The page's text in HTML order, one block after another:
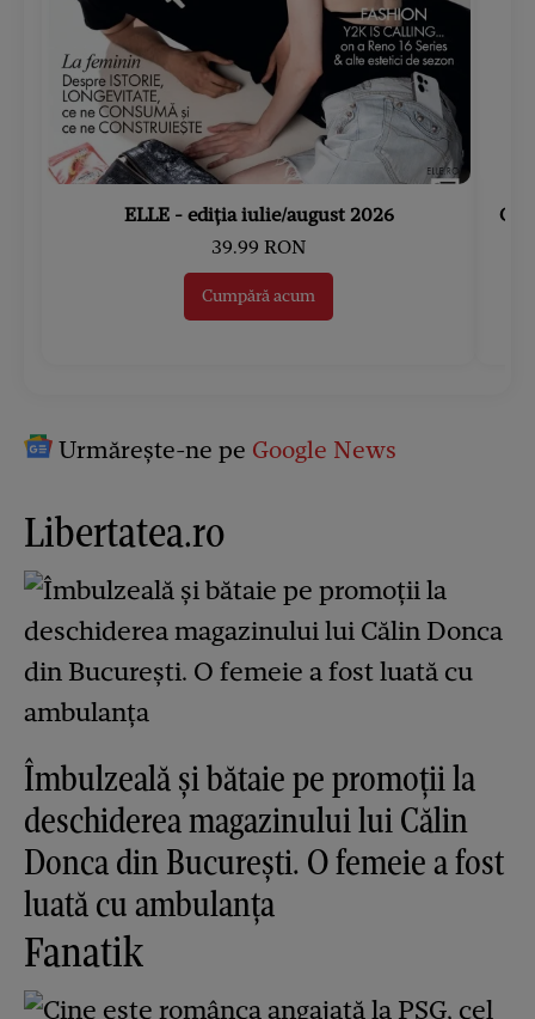
ELLE - ediția iulie/august 2026
39.99 RON
Cumpără acum
Urmărește-ne pe Google News
Libertatea.ro
Îmbulzeală și bătaie pe promoții la
deschiderea magazinului lui Călin
Donca din București. O femeie a fost
luată cu ambulanța
Fanatik